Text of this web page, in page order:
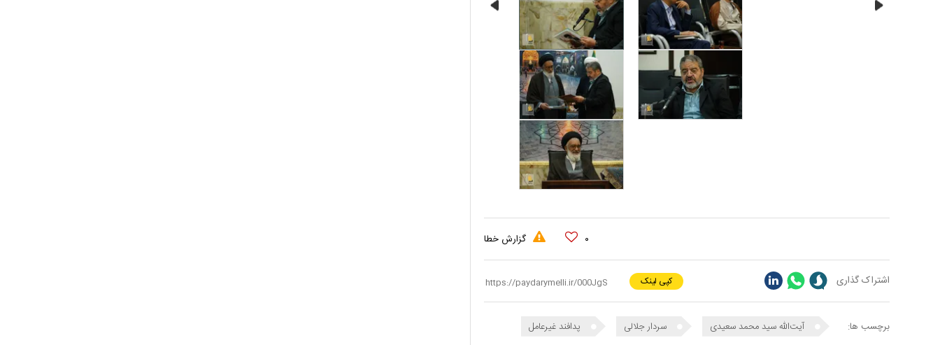
۰ گزارش خطا
اشتراک گذاری کپی لینک
برچسب ها: آیت‌الله سید محمد سعیدی سردار جلالی پدافند غیرعامل